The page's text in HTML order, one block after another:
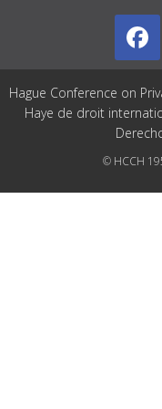
Hague Conference on
Haye de droit
© HCCH